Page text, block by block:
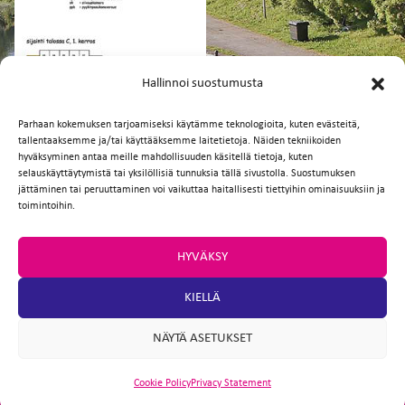
Hallinnoi suostumusta
Parhaan kokemuksen tarjoamiseksi käytämme teknologioita, kuten evästeitä,
tallentaaksemme ja/tai käyttääksemme laitetietoja. Näiden tekniikoiden
hyväksyminen antaa meille mahdollisuuden käsitellä tietoja, kuten
selauskäyttäytymistä tai yksilöllisiä tunnuksia tällä sivustolla. Suostumuksen
jättäminen tai peruuttaminen voi vaikuttaa haitallisesti tiettyihin ominaisuuksiin ja
toimintoihin.
HYVÄKSY
KIELLÄ
NÄYTÄ ASETUKSET
Cookie PolicyPrivacy Statement
Facebook
TwitterEmailWhatsApp